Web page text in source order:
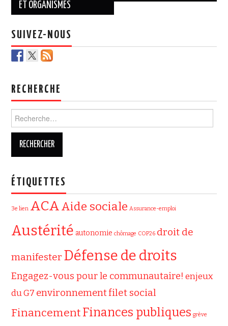
articles
ET ORGANISMES
SUIVEZ-NOUS
RECHERCHE
ÉTIQUETTES
3e lien ACAAide sociale Assurance-emploi
Austérité autonomie chômage COP26 droit de
manifester Défense de droits
Engagez-vous pour le communautaire! enjeux
du G7 environnementfilet social
FinancementFinances publiques grève